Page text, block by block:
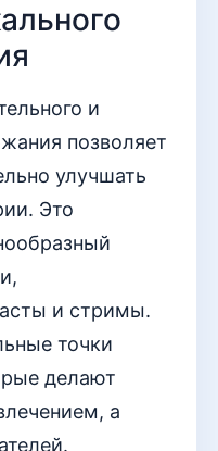
и
позволяет
улучшать
Это
и стримы.
точки
делают
а